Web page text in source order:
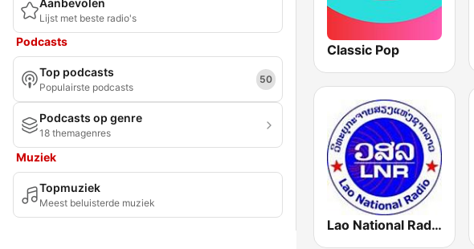
Aanbevolen
Lijst met beste radio's
Podcasts
Top podcasts
Populairste podcasts
50
Podcasts op genre
18 themagenres
Muziek
Topmuziek
Meest beluisterde muziek
Classic Pop
Lao National Radio